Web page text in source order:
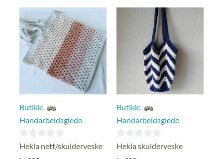
Butikk:
Handarbeidsglede
0
ut
Hekla nett/skulderveske
Butikk:
Handarbeidsglede
0
ut
Hekla skulderveske